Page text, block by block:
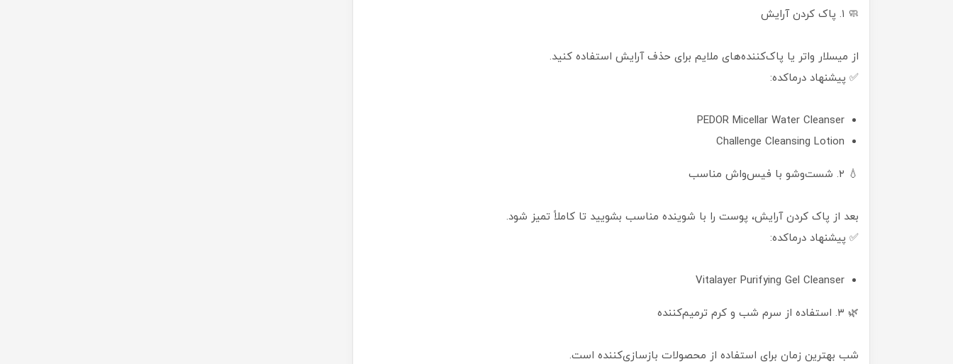
🧼 ۱. پاک کردن آرایش
از میسلار واتر یا پاک‌کننده‌های ملایم برای حذف آرایش استفاده کنید.
✅ پیشنهاد درماکده:
PEDOR Micellar Water Cleanser
Challenge Cleansing Lotion
💧 ۲. شست‌وشو با فیس‌واش مناسب
بعد از پاک کردن آرایش، پوست را با شوینده مناسب بشویید تا کاملاً تمیز شود.
✅ پیشنهاد درماکده:
Vitalayer Purifying Gel Cleanser
🌿 ۳. استفاده از سرم شب و کرم ترمیم‌کننده
شب بهترین زمان برای استفاده از محصولات بازسازی‌کننده است.